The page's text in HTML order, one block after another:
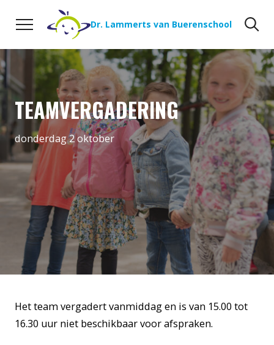
Naar de inhoud
Dr. Lammerts van Buerenschool
TEAMVERGADERING
donderdag 2 oktober
Het team vergadert vanmiddag en is van 15.00 tot
16.30 uur niet beschikbaar voor afspraken.